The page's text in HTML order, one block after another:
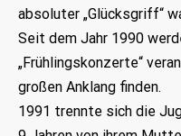
absoluter „Glücksgriff“
Seit dem Jahr 1990
„Frühlingskonzerte“
großen Anklang finden.
1991 trennte sich die